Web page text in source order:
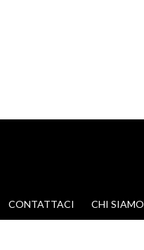
CONTATTACI CHI SIAMO